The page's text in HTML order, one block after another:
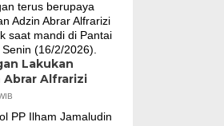
Perjanjian…
Lakukan
Abrar Alfrarizi